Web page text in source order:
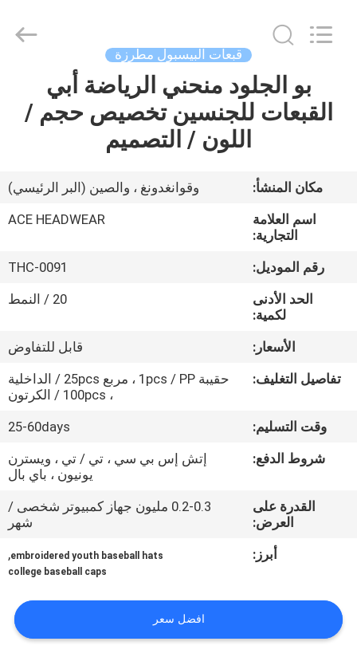
منزل،
بيت
معلومات
جولة
المعمل
الجودة
اتصل
حالات
Manufacturing
قبعات البيسبول مطرزة
بو الجلود منحني الرياضة أبي
القبعات للجنسين تخصيص حجم /
اللون / التصميم
مكان المنشأ:
وقوانغدونغ ، والصين (البر الرئيسي)
اسم العلامة
التجارية:
ACE HEADWEAR
رقم الموديل:
THC-0091
الحد الأدنى
لكمية:
20 / النمط
الأسعار:
قابل للتفاوض
تفاصيل التغليف:
حقيبة 1pcs / PP ، مربع 25pcs / الداخلية
، 100pcs / الكرتون
وقت التسليم:
25-60days
شروط الدفع:
إتش إس بي سي ، تي / تي ، ويسترن
يونيون ، باي بال
القدرة على
العرض:
0.2-0.3 مليون جهاز كمبيوتر شخصى /
شهر
أبرز:
embroidered youth baseball hats
,
college baseball caps
افضل سعر